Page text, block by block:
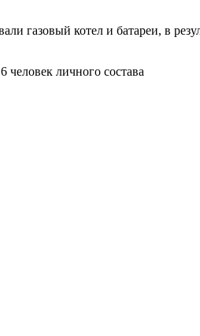
газовый котел и батареи, в
личного состава